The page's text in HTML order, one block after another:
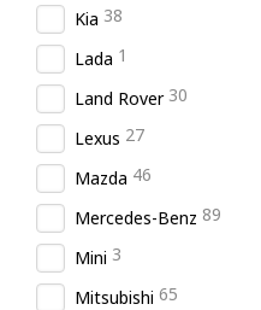
Kia 38
Lada 1
Land Rover 30
Lexus 27
Mazda 46
Mercedes-Benz 89
Mini 3
Mitsubishi 65